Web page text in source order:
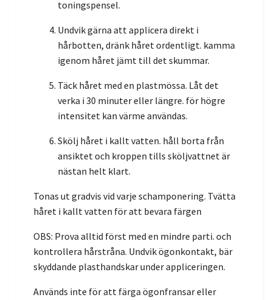
toningspensel.
Undvik gärna att applicera direkt i
hårbotten, dränk håret ordentligt. kamma
igenom håret jämt till det skummar.
Täck håret med en plastmössa. Låt det
verka i 30 minuter eller längre. för högre
intensitet kan värme användas.
Skölj håret i kallt vatten. håll borta från
ansiktet och kroppen tills sköljvattnet är
nästan helt klart.
Tonas ut gradvis vid varje schamponering. Tvätta
håret i kallt vatten för att bevara färgen
OBS: Prova alltid först med en mindre parti. och
kontrollera hårstråna. Undvik ögonkontakt, bär
skyddande plasthandskar under appliceringen.
Används inte för att färga ögonfransar eller